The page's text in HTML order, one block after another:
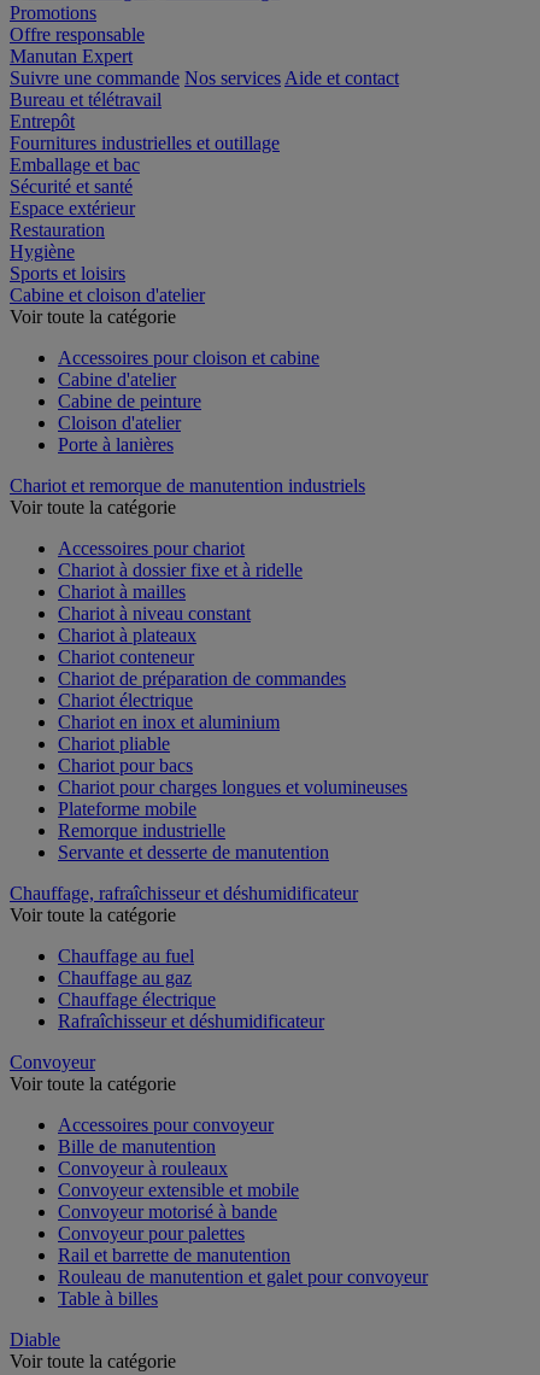
Promotions
Offre responsable
Manutan Expert
Suivre une commande Nos services Aide et contact
Bureau et télétravail
Entrepôt
Fournitures industrielles et outillage
Emballage et bac
Sécurité et santé
Espace extérieur
Restauration
Hygiène
Sports et loisirs
Cabine et cloison d'atelier
Voir toute la catégorie
Accessoires pour cloison et cabine
Cabine d'atelier
Cabine de peinture
Cloison d'atelier
Porte à lanières
Chariot et remorque de manutention industriels
Voir toute la catégorie
Accessoires pour chariot
Chariot à dossier fixe et à ridelle
Chariot à mailles
Chariot à niveau constant
Chariot à plateaux
Chariot conteneur
Chariot de préparation de commandes
Chariot électrique
Chariot en inox et aluminium
Chariot pliable
Chariot pour bacs
Chariot pour charges longues et volumineuses
Plateforme mobile
Remorque industrielle
Servante et desserte de manutention
Chauffage, rafraîchisseur et déshumidificateur
Voir toute la catégorie
Chauffage au fuel
Chauffage au gaz
Chauffage électrique
Rafraîchisseur et déshumidificateur
Convoyeur
Voir toute la catégorie
Accessoires pour convoyeur
Bille de manutention
Convoyeur à rouleaux
Convoyeur extensible et mobile
Convoyeur motorisé à bande
Convoyeur pour palettes
Rail et barrette de manutention
Rouleau de manutention et galet pour convoyeur
Table à billes
Diable
Voir toute la catégorie